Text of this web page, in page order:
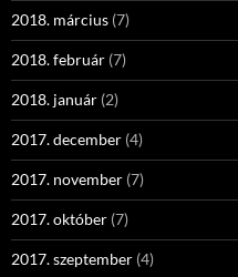
2018. március (7)
2018. február (7)
2018. január (2)
2017. december (4)
2017. november (7)
2017. október (7)
2017. szeptember (4)